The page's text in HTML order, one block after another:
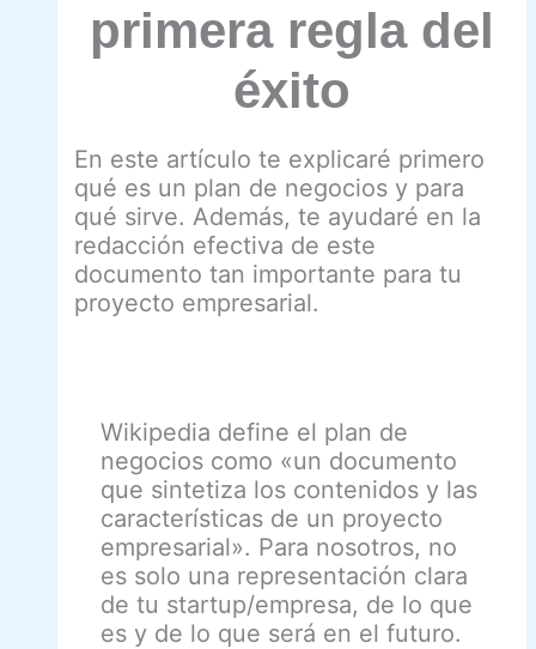
primera regla del
éxito
En este artículo te explicaré primero
qué es un plan de negocios y para
qué sirve. Además, te ayudaré en la
redacción efectiva de este
documento tan importante para tu
proyecto empresarial.
Wikipedia define el plan de
negocios como «un documento
que sintetiza los contenidos y las
características de un proyecto
empresarial». Para nosotros, no
es solo una representación clara
de tu startup/empresa, de lo que
es y de lo que será en el futuro.
e
s
r
g
c
a
s
u
i
c
o
m
e
r
c
i
a
l
?